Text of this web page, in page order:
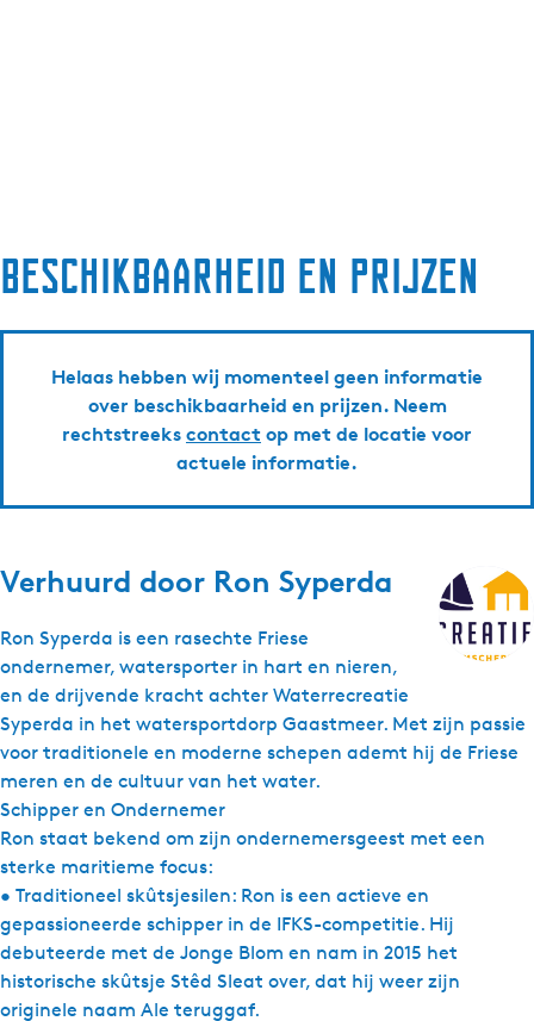
Beschikbaarheid en prijzen
Helaas hebben wij momenteel geen informatie
over beschikbaarheid en prijzen. Neem
rechtstreeks contact op met de locatie voor
actuele informatie.
Verhuurd door Ron Syperda
Ron Syperda is een rasechte Friese
ondernemer, watersporter in hart en nieren,
en de drijvende kracht achter Waterrecreatie
Syperda in het watersportdorp Gaastmeer. Met zijn passie
voor traditionele en moderne schepen ademt hij de Friese
meren en de cultuur van het water.
Schipper en Ondernemer
Ron staat bekend om zijn ondernemersgeest met een
sterke maritieme focus:
• Traditioneel skûtsjesilen: Ron is een actieve en
gepassioneerde schipper in de IFKS-competitie. Hij
debuteerde met de Jonge Blom en nam in 2015 het
historische skûtsje Stêd Sleat over, dat hij weer zijn
originele naam Ale teruggaf.